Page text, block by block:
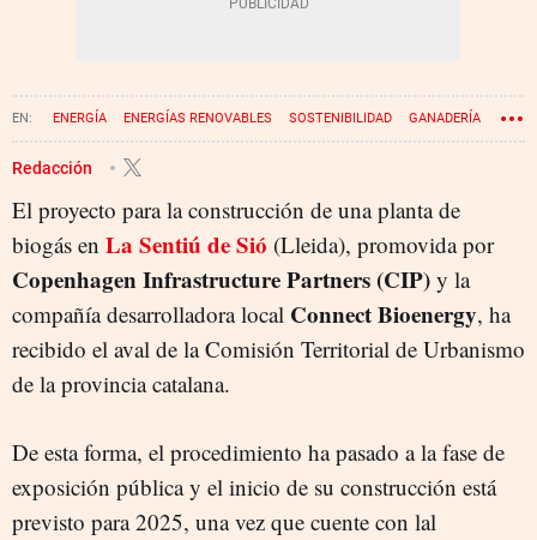
ENERGÍA ENERGÍAS RENOVABLES SOSTENIBILIDAD GANADERÍA
Redacción
El proyecto para la construcción de una planta de
biogás en La Sentiú de Sió (Lleida), promovida por
Copenhagen Infrastructure Partners (CIP) y la
compañía desarrolladora local Connect Bioenergy, ha
recibido el aval de la Comisión Territorial de Urbanismo
de la provincia catalana.
De esta forma, el procedimiento ha pasado a la fase de
exposición pública y el inicio de su construcción está
previsto para 2025, una vez que cuente con lal